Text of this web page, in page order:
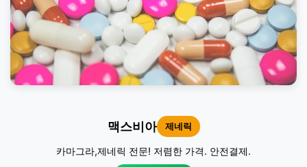
맥스비아 제네릭
카마그라,제네릭 전문! 저렴한 가격. 안전결제.